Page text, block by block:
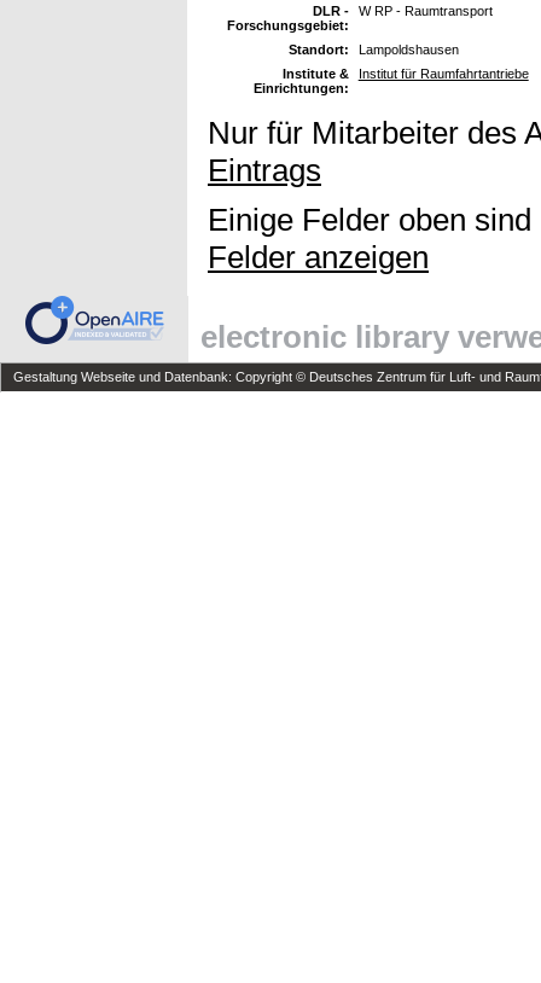
DLR -
Forschungsgebiet:
W RP - Raumtransport
Standort:
Lampoldshausen
Institute &
Einrichtungen:
Institut für Raumfahrtantriebe
Nur für Mitarbeiter des
Eintrags
Einige Felder oben
Felder anzeigen
electronic library
Gestaltung Webseite und Datenbank: Copyright © Deutsches Zentrum für Luft- und